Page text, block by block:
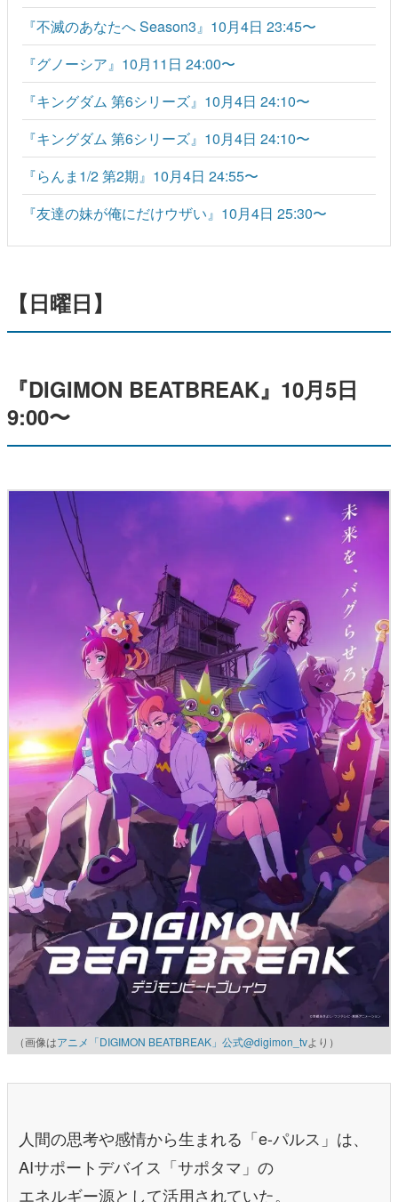
『不滅のあなたへ Season3』10月4日 23:45〜
『グノーシア』10月11日 24:00〜
『キングダム 第6シリーズ』10月4日 24:10〜
『キングダム 第6シリーズ』10月4日 24:10〜
『らんま1/2 第2期』10月4日 24:55〜
『友達の妹が俺にだけウザい』10月4日 25:30〜
【日曜日】
『DIGIMON BEATBREAK』10月5日
9:00〜
（画像はアニメ「DIGIMON BEATBREAK」公式@digimon_tvより）
人間の思考や感情から生まれる「e-パルス」は、
AIサポートデバイス「サポタマ」の
エネルギー源として活用されていた。